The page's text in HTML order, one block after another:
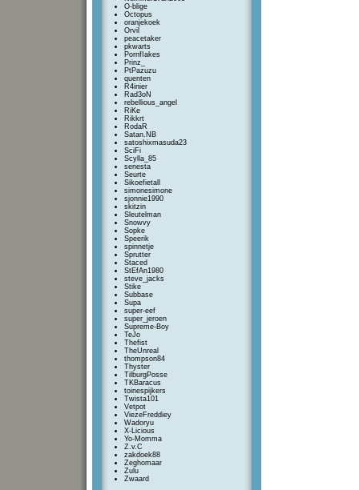
O-blige
Octopus
oranjekoek
Orvil
peacetaker
pkwarts
PornfIakes
Prinz_
PtPazuzu
quenten
R4inier
Rad3oN
rebellious_angel
RiKe
Rikkrt
RodaR
Satan.NB
satoshixmasuda23
SciFi
Scylla_85
senesta
Seurte
Sikoefietall
simonesimone
sjonnie1990
skitzin
Sleutelman
Snowvy
Sopke
Speerik
spinnetje
Sprutter
Staced
StEfAn1980
steve_jacks
Stike
Subbase
Supa
super-eef
super_jeroen
Supreme-Boy
TeJo
Thefist
TheUnreal
thompson84
Thyster
TilburgPosse
TKBaracus
toinespijkers
Twista101
Vetpot
ViezeFreddiey
Wadoryu
X-Licious
Yo-Momma
Z.v.C
zakdoek88
Zeghomaar
Zulu
Zwaard